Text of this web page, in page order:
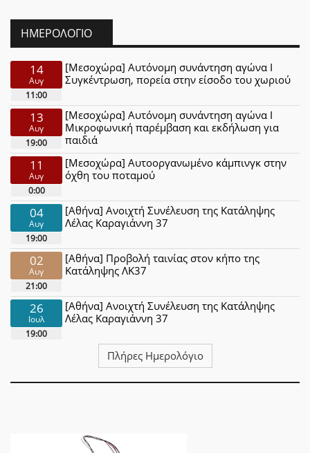
ΗΜΕΡΟΛΌΓΙΟ
14
Αυγ
11:00
[Μεσοχώρα] Αυτόνομη συνάντηση αγώνα Ι
Συγκέντρωση, πορεία στην είσοδο του χωριού
13
Αυγ
19:00
[Μεσοχώρα] Αυτόνομη συνάντηση αγώνα Ι
Μικροφωνική παρέμβαση και εκδήλωση για
παιδιά
11
Αυγ
0:00
[Μεσοχώρα] Αυτοοργανωμένο κάμπινγκ στην
όχθη του ποταμού
04
Αυγ
19:00
[Αθήνα] Ανοιχτή Συνέλευση της Κατάληψης
Λέλας Καραγιάννη 37
02
Αυγ
21:00
[Αθήνα] Προβολή ταινίας στον κήπο της
Κατάληψης ΛΚ37
26
Ιουλ
19:00
[Αθήνα] Ανοιχτή Συνέλευση της Κατάληψης
Λέλας Καραγιάννη 37
Πλήρες Ημερολόγιο